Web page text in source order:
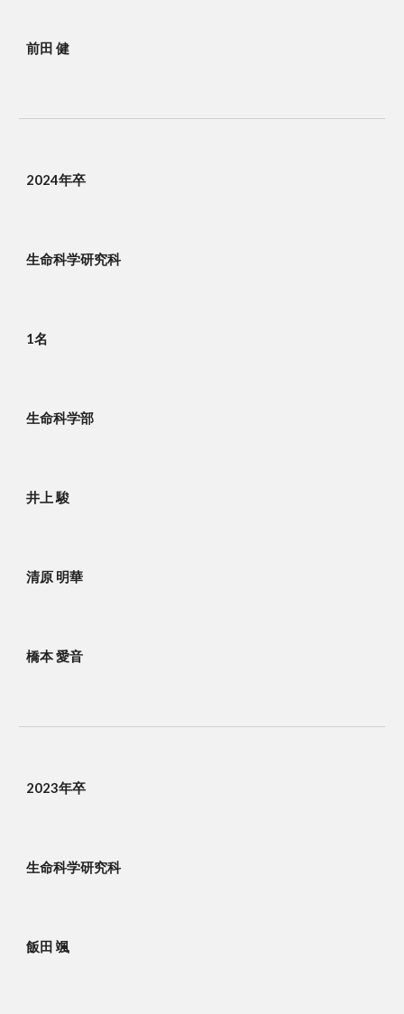
前田 健
2024年卒
生命科学研究科
1名
生命科学部
井上 駿
清原 明華
橋本 愛音
2023年卒
生命科学研究科
飯田 颯